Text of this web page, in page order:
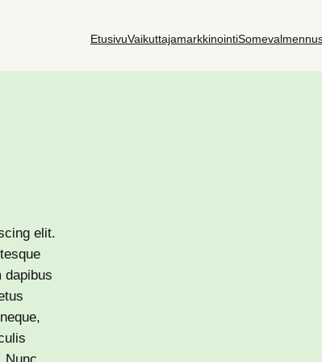
EtusivuVaikuttajamarkkinointi
elit.
dapibus